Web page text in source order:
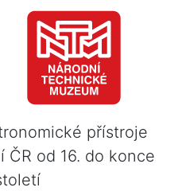
přístroje
ČR od 16. do konce